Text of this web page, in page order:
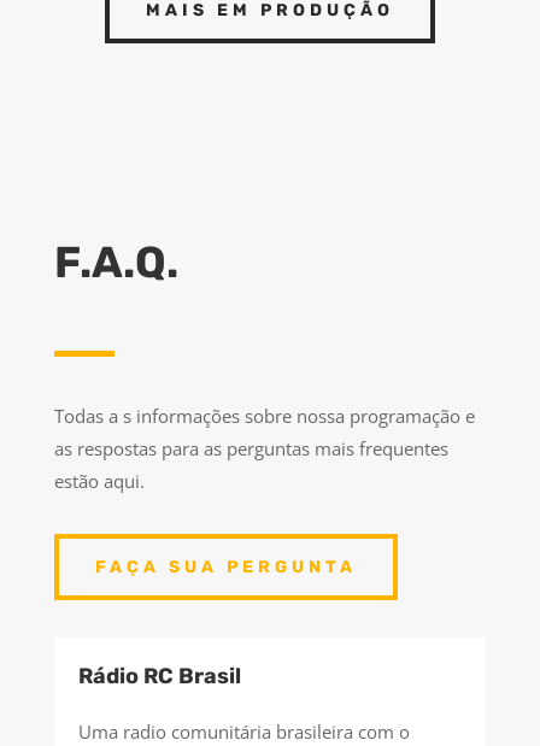
MAIS EM PRODUÇÃO
F.A.Q.
Todas a s informações sobre nossa programação e
as respostas para as perguntas mais frequentes
estão aqui.
FAÇA SUA PERGUNTA
Rádio RC Brasil
Uma radio comunitária brasileira com o